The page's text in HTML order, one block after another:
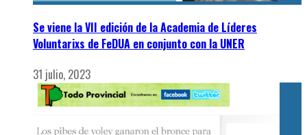
Se viene la VII edición de la Academia de Líderes
Voluntarixs de FeDUA en conjunto con la UNER
31 julio, 2023